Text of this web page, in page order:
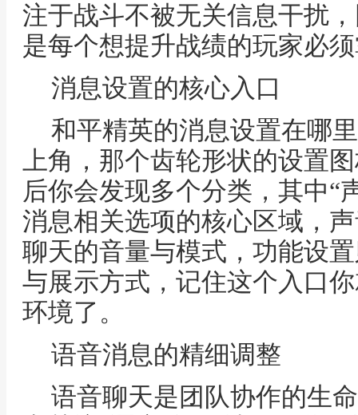
注于战斗不被无关信息干扰
是每个想提升战绩的玩家必
消息设置的核心入口
和平精英的消息设置在哪
上角，那个齿轮形状的设置
后你会发现多个分类，其中“
消息相关选项的核心区域，
聊天的音量与模式，功能设
与展示方式，记住这个入口
环境了。
语音消息的精细调整
语音聊天是团队协作的生